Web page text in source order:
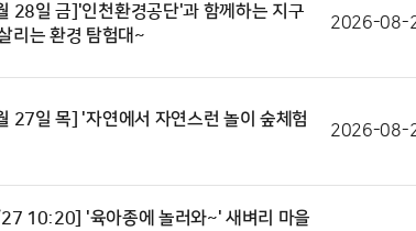
28일 금]'인천환경공단'과 함께하는 지구
리는 환경 탐험대~
2026-08-
27일 목] '자연에서 자연스런 놀이 숲체험
2026-08-
10:20] '육아종에 놀러와~' 새벼리 마을